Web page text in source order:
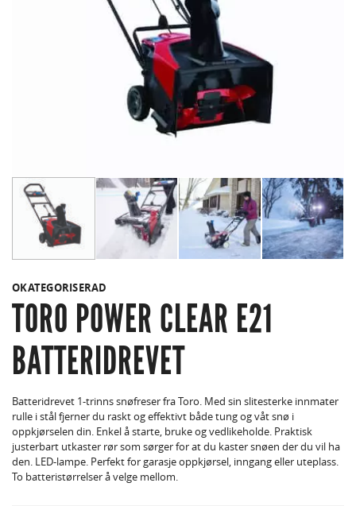
OKATEGORISERAD
TORO POWER CLEAR E21
BATTERIDREVET
Batteridrevet 1-trinns snøfreser fra Toro. Med sin slitesterke innmater
rulle i stål fjerner du raskt og effektivt både tung og våt snø i
oppkjørselen din. Enkel å starte, bruke og vedlikeholde. Praktisk
justerbart utkaster rør som sørger for at du kaster snøen der du vil ha
den. LED-lampe. Perfekt for garasje oppkjørsel, inngang eller uteplass.
To batteristørrelser å velge mellom.